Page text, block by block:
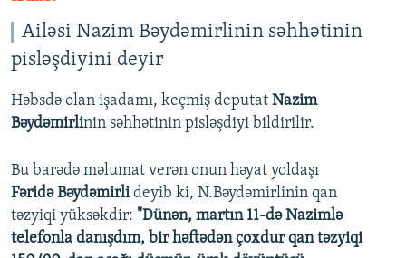
Ailəsi Nazim Bəydəmirlinin səhhətinin
pisləşdiyini deyir
Həbsdə olan işadamı, keçmiş deputat Nazim
Bəydəmirlinin səhhətinin pisləşdiyi bildirilir.
Bu barədə məlumat verən onun həyat yoldaşı
Fəridə Bəydəmirlideyib ki, N.Bəydəmirlinin qan
təzyiqi yüksəkdir: "Dünən, martın 11-də Nazimlə
telefonla danışdım, bir həftədən çoxdur qan təzyiqi